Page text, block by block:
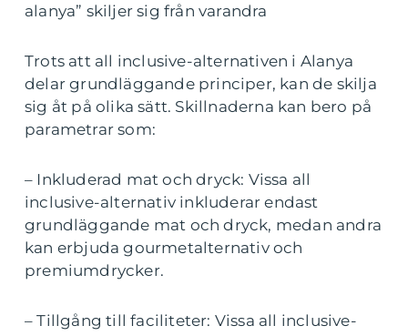
alanya” skiljer sig från varandra
Trots att all inclusive-alternativen i Alanya
delar grundläggande principer, kan de skilja
sig åt på olika sätt. Skillnaderna kan bero på
parametrar som:
– Inkluderad mat och dryck: Vissa all
inclusive-alternativ inkluderar endast
grundläggande mat och dryck, medan andra
kan erbjuda gourmetalternativ och
premiumdrycker.
– Tillgång till faciliteter: Vissa all inclusive-